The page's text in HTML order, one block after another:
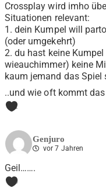
Crossplay wird imho
Situationen relevant:
1. dein Kumpel will
(oder umgekehrt)
2. du hast keine
wieauchimmer) keine
kaum jemand das Spiel
..und wie oft kommt
1
Genjuro
vor 7 Jahren
Geil…….
0